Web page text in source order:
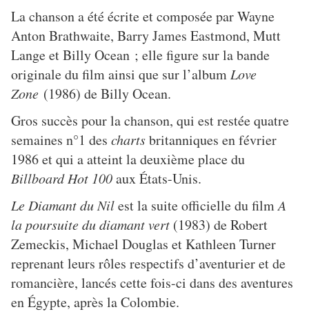
La chanson a été écrite et composée par Wayne
Anton Brathwaite, Barry James Eastmond, Mutt
Lange et Billy Ocean ; elle figure sur la bande
originale du film ainsi que sur l’album Love
Zone (1986) de Billy Ocean.
Gros succès pour la chanson, qui est restée quatre
semaines n°1 des chartsbritanniques en février
1986 et qui a atteint la deuxième place du
Billboard Hot 100aux États-Unis.
Le Diamant du Nilest la suite officielle du filmA
la poursuite du diamant vert (1983) de Robert
Zemeckis, Michael Douglas et Kathleen Turner
reprenant leurs rôles respectifs d’aventurier et de
romancière, lancés cette fois-ci dans des aventures
en Égypte, après la Colombie.